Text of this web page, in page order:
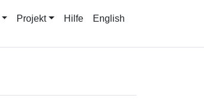
Projekt Hilfe English